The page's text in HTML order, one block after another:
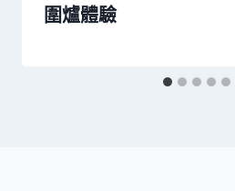
圍爐體驗